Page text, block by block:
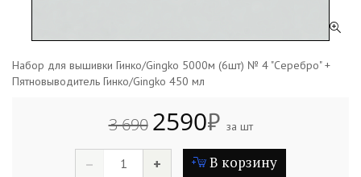
Набор для вышивки Гинко/Gingko 5000м (6шт) № 4 "Серебро" +
Пятновыводитель Гинко/Gingko 450 мл
3 690 2590₽ за шт
– + В корзину